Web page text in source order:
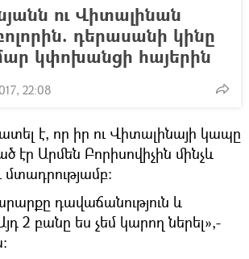
ու Վիտալինան
դերասանի կինը
կփոխանցի հայերին
22:08
է, որ իր ու Վիտալինայի կապը
էր Արմեն Բորիսովիչին մինչև
մտադրությամբ:
դավաճանություն և
2 բանը ես չեմ կարող ներել»,-